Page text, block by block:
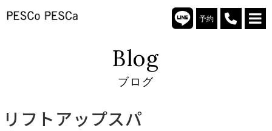
予約
Blog
ブログ
リフトアップスパ